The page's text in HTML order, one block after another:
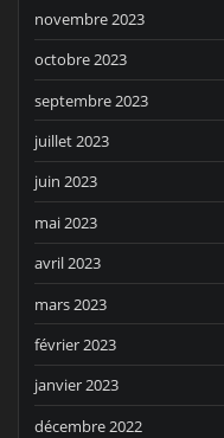
novembre 2023
octobre 2023
septembre 2023
juillet 2023
juin 2023
mai 2023
avril 2023
mars 2023
février 2023
janvier 2023
décembre 2022